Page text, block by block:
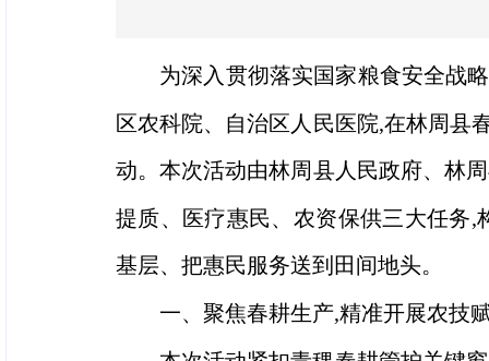
为深入贯彻落实国家粮食安全战
区农科院、自治区人民医院,在林周县
动。本次活动由林周县人民政府、林
提质、医疗惠民、农资保供三大任务,
基层、把惠民服务送到田间地头。
一、聚焦春耕生产,精准开展农技